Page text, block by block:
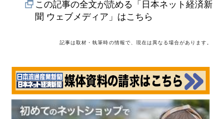
この記事の全文が読める「日本ネット経済新
聞 ウェブメディア」はこちら
記事は取材・執筆時の情報で、現在は異なる場合があります。